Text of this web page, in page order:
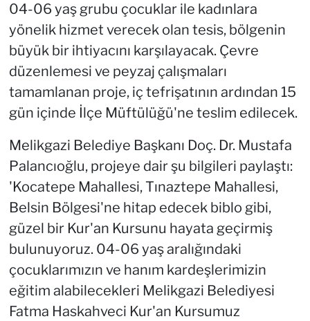
04-06 yaş grubu çocuklar ile kadınlara
yönelik hizmet verecek olan tesis, bölgenin
büyük bir ihtiyacını karşılayacak. Çevre
düzenlemesi ve peyzaj çalışmaları
tamamlanan proje, iç tefrişatının ardından 15
gün içinde İlçe Müftülüğü'ne teslim edilecek.
Melikgazi Belediye Başkanı Doç. Dr. Mustafa
Palancıoğlu, projeye dair şu bilgileri paylaştı:
'Kocatepe Mahallesi, Tınaztepe Mahallesi,
Belsin Bölgesi'ne hitap edecek biblo gibi,
güzel bir Kur'an Kursunu hayata geçirmiş
bulunuyoruz. 04-06 yaş aralığındaki
çocuklarımızın ve hanım kardeşlerimizin
eğitim alabilecekleri Melikgazi Belediyesi
Fatma Haskahveci Kur'an Kursumuz